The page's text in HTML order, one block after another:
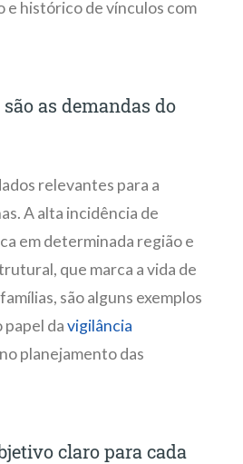
e histórico de vínculos com
as demandas do
relevantes para a
A alta incidência de
em determinada região e
que marca a vida de
são alguns exemplos
papel davigilância
no planejamento das
claro para cada